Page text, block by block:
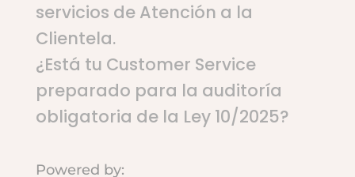
servicios de Atención a la
Clientela.
¿Está tu Customer Service
preparado para la auditoría
obligatoria de la Ley 10/2025?
Powered by: